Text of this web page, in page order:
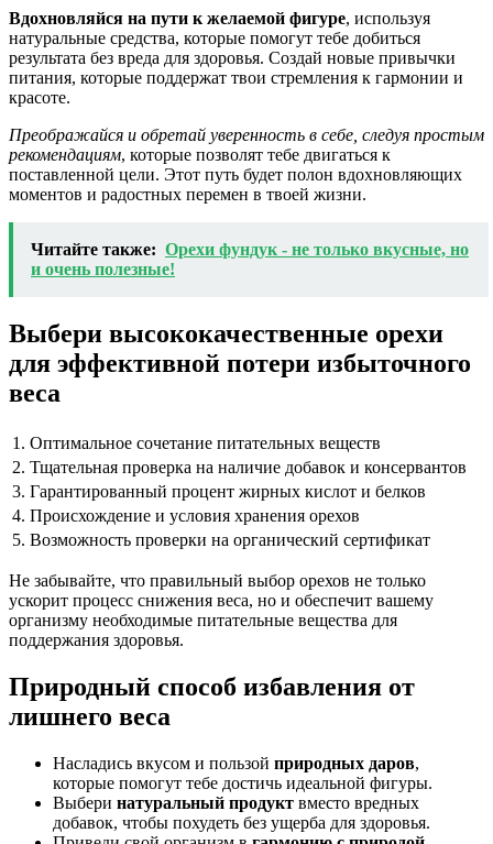
Вдохновляйся на пути к желаемой фигуре, используя
натуральные средства, которые помогут тебе добиться
результата без вреда для здоровья. Создай новые привычки
питания, которые поддержат твои стремления к гармонии и
красоте.
Преображайся и обретай уверенность в себе, следуя простым
рекомендациям, которые позволят тебе двигаться к
поставленной цели. Этот путь будет полон вдохновляющих
моментов и радостных перемен в твоей жизни.
Читайте также: Орехи фундук - не только вкусные, но
и очень полезные!
Выбери высококачественные орехи
для эффективной потери избыточного
веса
1. Оптимальное сочетание питательных веществ
2. Тщательная проверка на наличие добавок и консервантов
3. Гарантированный процент жирных кислот и белков
4. Происхождение и условия хранения орехов
5. Возможность проверки на органический сертификат
Не забывайте, что правильный выбор орехов не только
ускорит процесс снижения веса, но и обеспечит вашему
организму необходимые питательные вещества для
поддержания здоровья.
Природный способ избавления от
лишнего веса
Насладись вкусом и пользой природных даров,
которые помогут тебе достичь идеальной фигуры.
Выбери натуральный продукт вместо вредных
добавок, чтобы похудеть без ущерба для здоровья.